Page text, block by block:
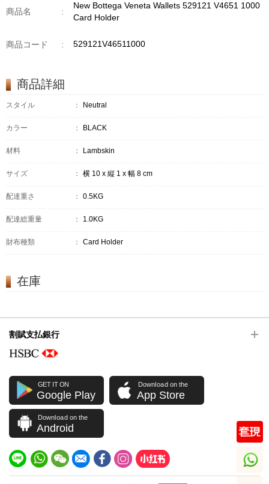
商品名 :
New Bottega Veneta Wallets 529121 V4651 1000
Card Holder
商品コード : 529121V46511000
商品詳細
スタイル ： Neutral
カラー ： BLACK
材料 ： Lambskin
サイズ ： 横 10 x 縦 1 x 幅 8 cm
配達重さ ： 0.5KG
配達総重量 ： 1.0KG
財布種類 ： Card Holder
在庫
割賦支払銀行
GET IT ON
Google Play
Download on the
App Store
Download on the
Android
whatsapp